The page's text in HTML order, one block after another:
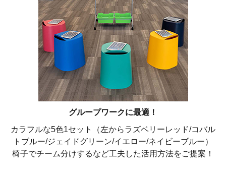
グループワークに最適！
カラフルな5色1セット（左からラズベリーレッド/コバル
トブルー/ジェイドグリーン/イエロー/ネイビーブルー）
椅子でチーム分けするなど工夫した活用方法をご提案！